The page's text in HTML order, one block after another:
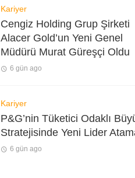
Kariyer
Cengiz Holding Grup Şirketi
Alacer Gold’un Yeni Genel
Müdürü Murat Güreşçi Oldu
6 gün ago
Kariyer
P&G’nin Tüketici Odaklı
Stratejisinde Yeni Lider
6 gün ago